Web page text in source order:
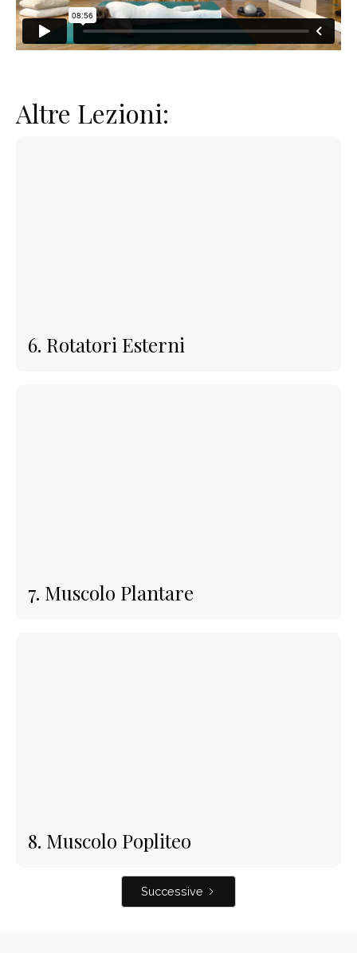
Altre Lezioni:
6. Rotatori Esterni
7. Muscolo Plantare
8. Muscolo Popliteo
Successive